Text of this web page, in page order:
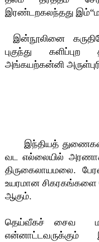
இரண்டறகலந்தது இம்“
இன்நூலினை
புகுந்து
அங்கயற்கன்னி
இந்தியத்
வட எல்லையில்
திருகைலாயமலை.
உயரமான
ஆகும்.
தெய்வீகச் சைவ